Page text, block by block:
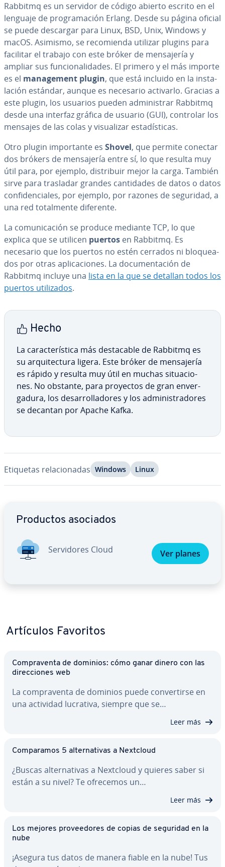
Rabbitmq es un servidor de código abierto escrito en el
lenguaje de pro­gra­ma­ción Erlang. Desde su página oficial
se puede descargar para Linux, BSD, Unix, Windows y
macOS. Asimismo, se re­co­mie­n­da utilizar plugins para
facilitar el trabajo con este bróker de me­n­sa­je­ría y
ampliar sus fu­n­cio­na­li­da­des. El primero y el más importe
es el ma­na­ge­me­nt plugin, que está incluido en la in­s­ta­
la­ción estándar, aunque es necesario activarlo. Gracias a
este plugin, los usuarios pueden ad­mi­ni­s­trar Rabbitmq
desde una interfaz gráfica de usuario (GUI), controlar los
mensajes de las colas y vi­sua­li­zar es­ta­dí­s­ti­cas.
Otro plugin im­po­r­ta­n­te es Shovel, que permite conectar
dos brókers de me­n­sa­je­ría entre sí, lo que resulta muy
útil para, por ejemplo, di­s­tri­buir mejor la carga. También
sirve para trasladar grandes ca­n­ti­da­des de datos o datos
co­n­fi­de­n­cia­les, por ejemplo, por razones de seguridad, a
una red to­ta­l­me­n­te diferente.
La co­mu­ni­ca­ción se produce mediante TCP, lo que
explica que se utilicen puertos en Rabbitmq. Es
necesario que los puertos no estén cerrados ni blo­quea­
dos por otras apli­ca­cio­nes. La do­cu­me­n­ta­ción de
Rabbitmq incluye una lista en la que se detallan todos los
puertos uti­li­za­dos.
Hecho
La ca­ra­c­te­rí­s­ti­ca más de­s­ta­ca­ble de Rabbitmq es
su ar­qui­te­c­tu­ra ligera. Este bróker de me­n­sa­je­ría
es rápido y resulta muy útil en muchas si­tua­cio­
nes. No obstante, para proyectos de gran en­ve­r­
ga­du­ra, los de­sa­rro­lla­do­res y los ad­mi­ni­s­tra­do­res
se decantan por Apache Kafka.
Etiquetas re­la­cio­na­das Windows Linux
Productos asociados
Se­r­vi­do­res Cloud Ver planes
Artículos Favoritos
Co­m­pra­ve­n­ta de dominios: cómo ganar dinero con las
di­re­c­cio­nes web
La co­m­pra­ve­n­ta de dominios puede co­n­ve­r­ti­r­se en
una actividad lucrativa, siempre que se…
Leer más
Co­m­pa­ra­mos 5 al­te­r­na­ti­vas a Nextcloud
¿Buscas al­te­r­na­ti­vas a Nextcloud y quieres saber si
están a su nivel? Te ofrecemos un…
Leer más
Los mejores pro­vee­do­res de copias de seguridad en la
nube
¡Asegura tus datos de manera fiable en la nube! Tus